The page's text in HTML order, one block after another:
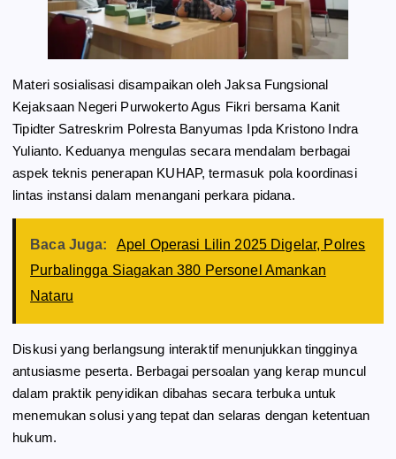
Materi sosialisasi disampaikan oleh Jaksa Fungsional
Kejaksaan Negeri Purwokerto Agus Fikri bersama Kanit
Tipidter Satreskrim Polresta Banyumas Ipda Kristono Indra
Yulianto. Keduanya mengulas secara mendalam berbagai
aspek teknis penerapan KUHAP, termasuk pola koordinasi
lintas instansi dalam menangani perkara pidana.
Baca Juga:
Apel Operasi Lilin 2025 Digelar, Polres
Purbalingga Siagakan 380 Personel Amankan
Nataru
Diskusi yang berlangsung interaktif menunjukkan tingginya
antusiasme peserta. Berbagai persoalan yang kerap muncul
dalam praktik penyidikan dibahas secara terbuka untuk
menemukan solusi yang tepat dan selaras dengan ketentuan
hukum.